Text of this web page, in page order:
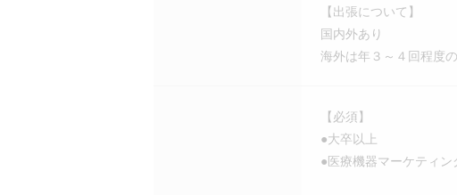
【出張について】
国内外あり
海外は年３～４回程度
【必須】
●大卒以上
●医療機器マーケティ